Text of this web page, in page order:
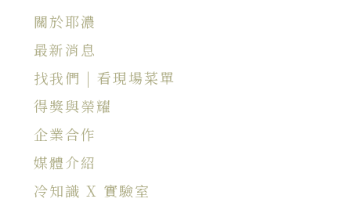
關於耶濃
最新消息
找我們 | 看現場菜單
得獎與榮耀
企業合作
媒體介紹
冷知識 X 實驗室